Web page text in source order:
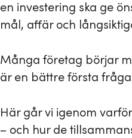
en investering ska ge
mål, affär och
Många företag börjar
är en bättre första
Här går vi igenom
– och hur de